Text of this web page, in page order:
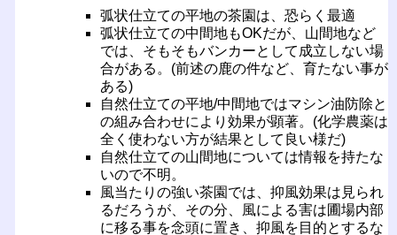
弧状仕立ての平地の茶園は、恐らく最適
弧状仕立ての中間地もOKだが、山間地など
では、そもそもバンカーとして成立しない場
合がある。(前述の鹿の件など、育たない事が
ある)
自然仕立ての平地/中間地ではマシン油防除と
の組み合わせにより効果が顕著。(化学農薬は
全く使わない方が結果として良い様だ)
自然仕立ての山間地については情報を持たな
いので不明。
風当たりの強い茶園では、抑風効果は見られ
るだろうが、その分、風による害は圃場内部
に移る事を念頭に置き、抑風を目的とするな